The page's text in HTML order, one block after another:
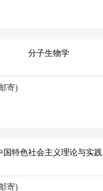
分子生物学
寄)
国特色社会主义理论与实践
寄)